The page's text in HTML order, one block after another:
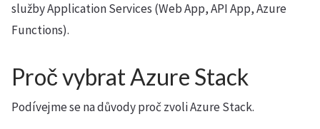
služby Application Services (Web App, API App, Azure
Functions).
Proč vybrat Azure Stack
Podívejme se na důvody proč zvoli Azure Stack.